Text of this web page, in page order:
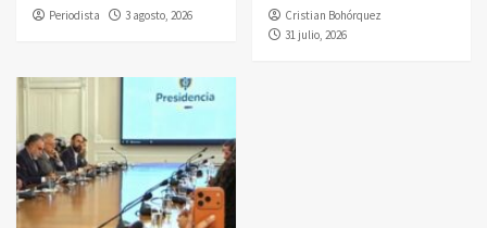
Periodista 3 agosto, 2026
Cristian Bohórquez
31 julio, 2026